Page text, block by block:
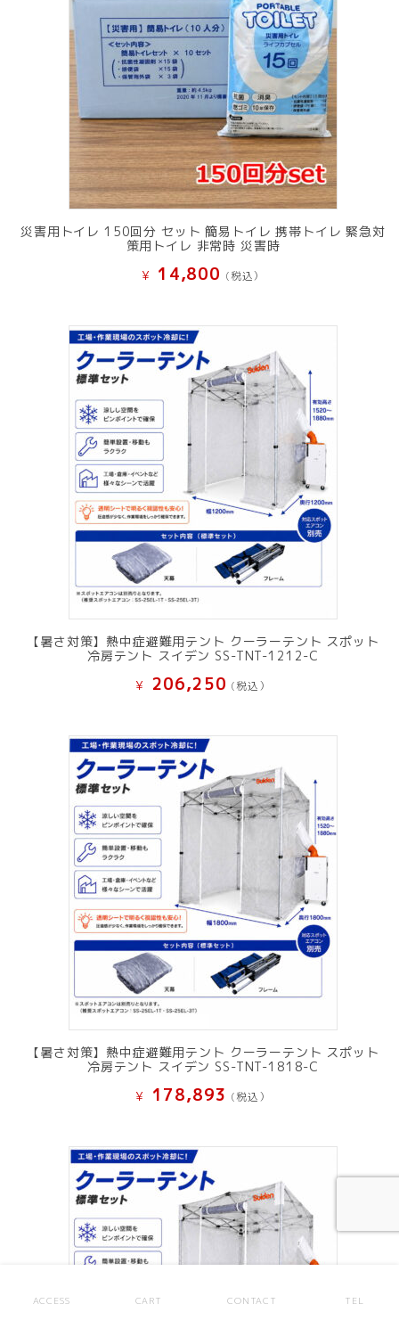
災害用トイレ 150回分 セット 簡易トイレ 携帯トイレ 緊急対
策用トイレ 非常時 災害時
¥ 14,800 (税込）
【暑さ対策】熱中症避難用テント クーラーテント スポット
冷房テント スイデン SS-TNT-1212-C
¥ 206,250 (税込）
【暑さ対策】熱中症避難用テント クーラーテント スポット
冷房テント スイデン SS-TNT-1818-C
¥ 178,893 (税込）
ACCESS CART CONTACT TEL